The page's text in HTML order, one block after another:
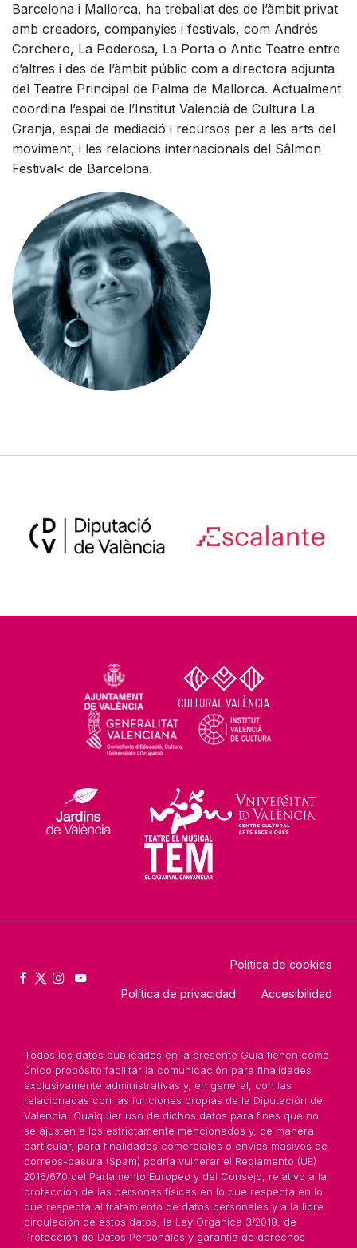
Barcelona i Mallorca, ha treballat des de l’àmbit privat
amb creadors, companyies i festivals, com Andrés
Corchero, La Poderosa, La Porta o Antic Teatre entre
d’altres i des de l’àmbit públic com a directora adjunta
del Teatre Principal de Palma de Mallorca. Actualment
coordina l’espai de l’Institut Valencià de Cultura La
Granja, espai de mediació i recursos per a les arts del
moviment, i les relacions internacionals del Sâlmon
Festival< de Barcelona.
Política de cookies
Política de privacidad Accesibilidad
Todos los datos publicados en la presente Guía tienen como
único propósito facilitar la comunicación para finalidades
exclusivamente administrativas y, en general, con las
relacionadas con las funciones propias de la Diputación de
Valencia. Cualquier uso de dichos datos para fines que no
se ajusten a los estrictamente mencionados y, de manera
particular, para finalidades comerciales o envíos masivos de
correos-basura (Spam) podría vulnerar el Reglamento (UE)
2016/670 del Parlamento Europeo y del Consejo, relativo a la
protección de las personas físicas en lo que respecta en lo
que respecta al tratamiento de datos personales y a la libre
circulación de estos datos, la Ley Orgánica 3/2018, de
Protección de Datos Personales y garantía de derechos